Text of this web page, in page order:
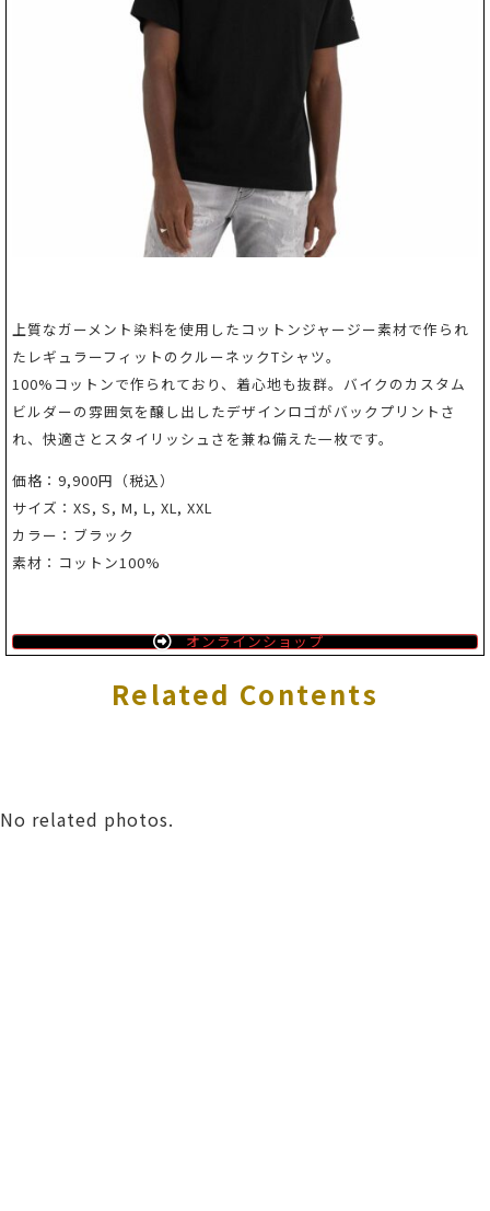
上質なガーメント染料を使用したコットンジャージー素材で作られ
たレギュラーフィットのクルーネックTシャツ。
100%コットンで作られており、着心地も抜群。バイクのカスタム
ビルダーの雰囲気を醸し出したデザインロゴがバックプリントさ
れ、快適さとスタイリッシュさを兼ね備えた一枚です。
価格：9,900円（税込）
サイズ：XS, S, M, L, XL, XXL
カラー：ブラック
素材：コットン100%
オンラインショップ
Related Contents
No related photos.